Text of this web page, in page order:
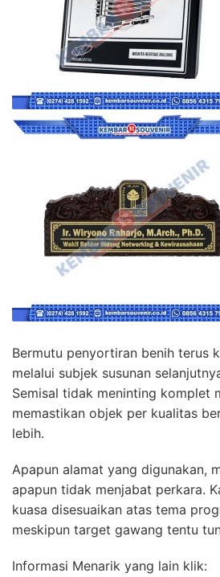
Bermutu penyortiran benih terus
melalui subjek susunan
Semisal tidak meninting komplet
memastikan objek per kualitas
lebih.
Apapun alamat yang digunakan,
apapun tidak menjabat perkara.
kuasa disesuaikan atas tema
meskipun target gawang tentu
Informasi Menarik yang lain klik: